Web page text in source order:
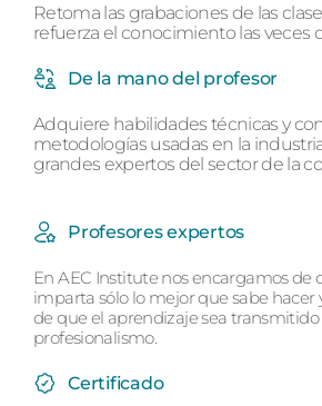
Retoma las grabaciones de las
refuerza el conocimiento las veces
De la mano del profesor
Adquiere habilidades técnicas y
metodologías usadas en la
grandes expertos del sector de la
Profesores expertos
En AEC Institute nos encargamos de
imparta sólo lo mejor que sabe hacer
de que el aprendizaje sea transmitido
profesionalismo.
Certificado